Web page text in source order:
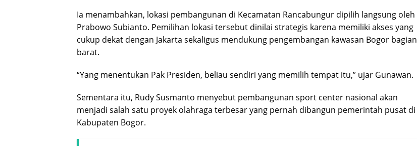
Ia menambahkan, lokasi pembangunan di Kecamatan Rancabungur dipilih langsung oleh
Prabowo Subianto. Pemilihan lokasi tersebut dinilai strategis karena memiliki akses yang
cukup dekat dengan Jakarta sekaligus mendukung pengembangan kawasan Bogor bagian
barat.
“Yang menentukan Pak Presiden, beliau sendiri yang memilih tempat itu,” ujar Gunawan.
Sementara itu, Rudy Susmanto menyebut pembangunan sport center nasional akan
menjadi salah satu proyek olahraga terbesar yang pernah dibangun pemerintah pusat di
Kabupaten Bogor.